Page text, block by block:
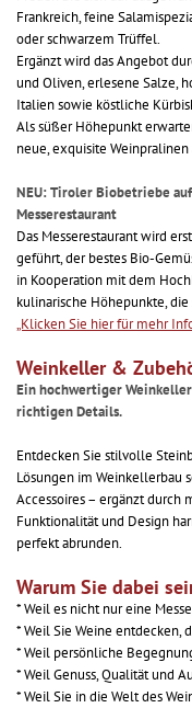
Frankreich, feine
oder schwarzem Trüffel.
Ergänzt wird das Angebot
und Oliven, erlesene Salze,
Italien sowie köstliche
Als süßer Höhepunkt
neue, exquisite Weinpralinen
NEU: Tiroler Biobetriebe
Messerestaurant
Das Messerestaurant wird
geführt, der bestes Bio-
in Kooperation mit dem
kulinarische Höhepunkte,
„Klicken Sie hier für mehr
Weinkeller &
Ein hochwertiger
richtigen Details.
Entdecken Sie stilvolle
Lösungen im
Accessoires – ergänzt durch
Funktionalität und Design
perfekt abrunden.
Warum Sie dabei
* Weil es nicht nur eine
* Weil Sie Weine entdecken,
* Weil persönliche
* Weil Genuss, Qualität und
* Weil Sie in die Welt des